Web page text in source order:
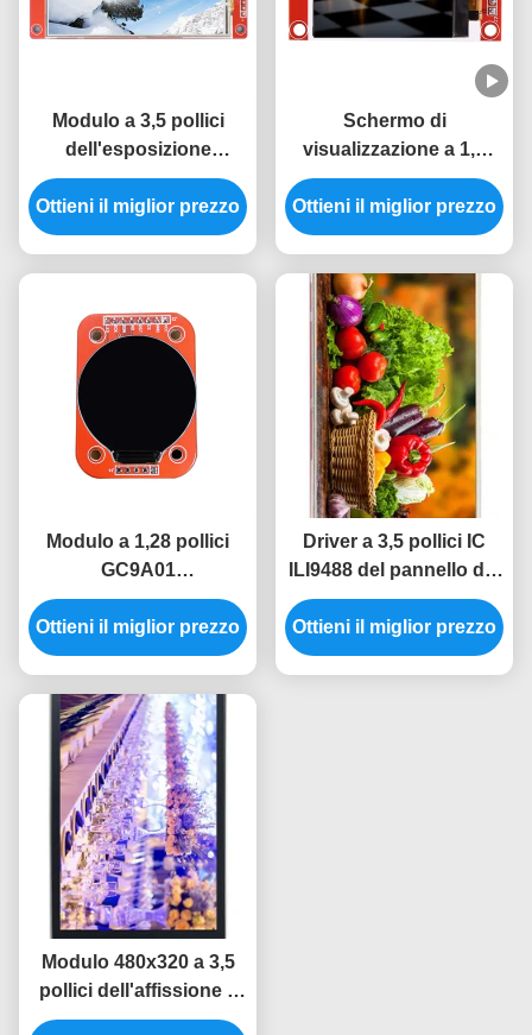
Modulo a 3,5 pollici
dell'esposizione
dell'affissione a cristalli
liquidi 480x320 Tft del
modulo
Ottieni il miglior prezzo
Schermo di
visualizzazione a 1,8
pollici di TFT del
modulo del modulo
ST7735 1,8 Spi 128x160
cristalli liquidi di SPI Tft
Ottieni il miglior prezzo
Modulo a 1,28 pollici
GC9A01
dell'esposizione di TFT
LCD del modulo
dell'esposizione di SPI
240x240
Ottieni il miglior prezzo
Driver a 3,5 pollici IC
ILI9488 del pannello del
modulo
dell'esposizione di Spi
480x320 TFT del
Ottieni il miglior prezzo
Modulo 480x320 a 3,5
pollici dell'affissione a
cristalli liquidi del